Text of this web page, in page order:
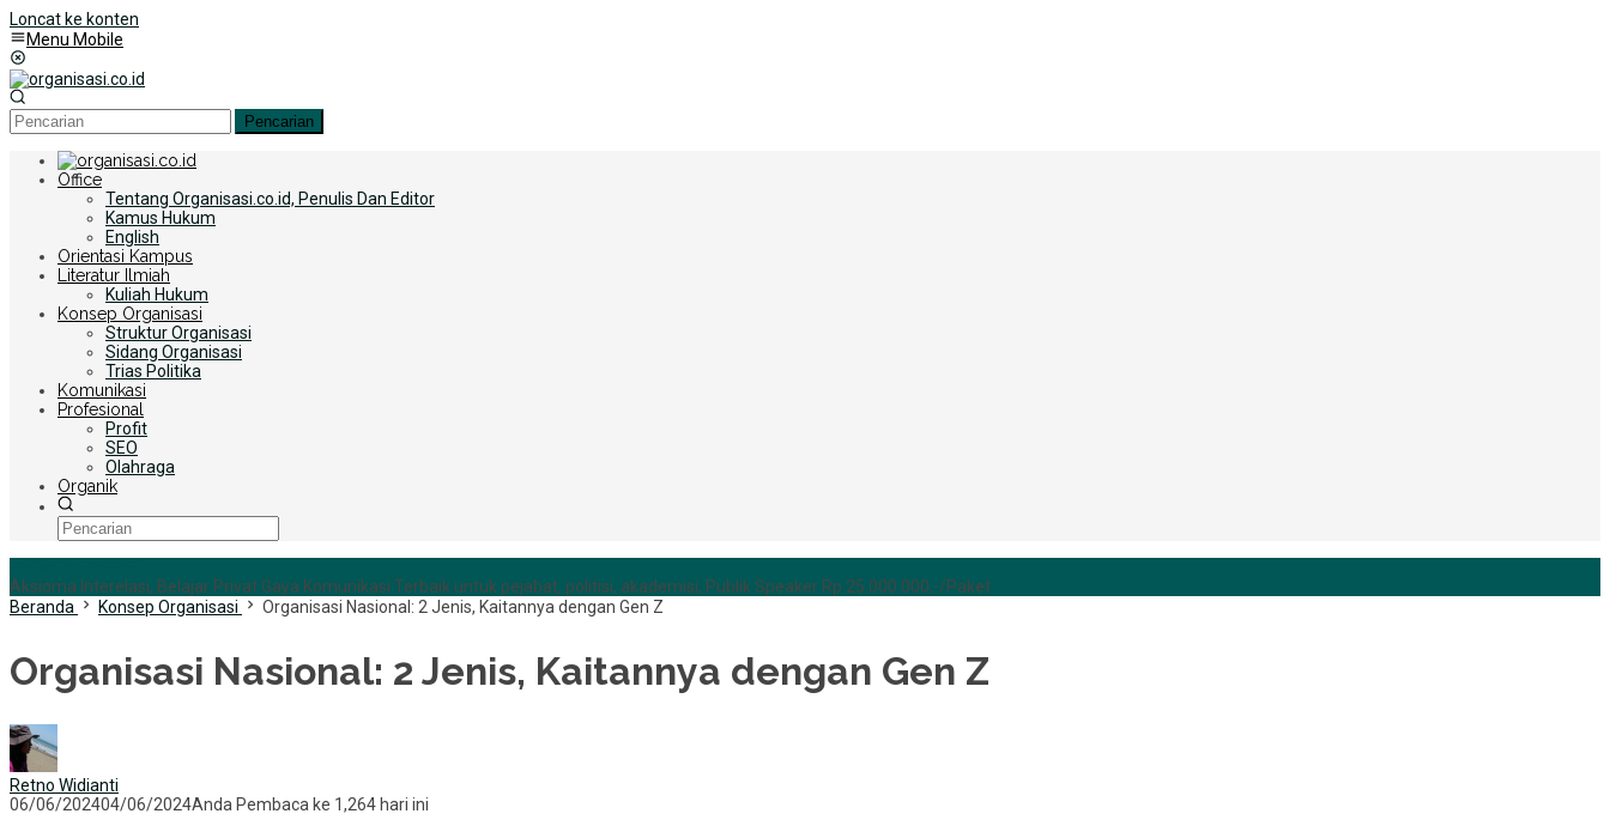
Loncat ke konten
Menu Mobile
Pencarian
Office
Tentang Organisasi.co.id, Penulis Dan Editor
Kamus Hukum
English
Orientasi Kampus
Literatur Ilmiah
Kuliah Hukum
Konsep Organisasi
Struktur Organisasi
Sidang Organisasi
Trias Politika
Komunikasi
Profesional
Profit
SEO
Olahraga
Organik
Aksioma Interelasi, Belajar Privat Gaya Komunikasi Terbaik untuk pejabat, politisi, akademisi, Publik Speaker Rp 25.000.000,-/Paket
Beranda
Konsep Organisasi Organisasi Nasional: 2 Jenis, Kaitannya dengan Gen Z
Organisasi Nasional: 2 Jenis, Kaitannya dengan Gen Z
Retno Widianti
06/06/202404/06/2024Anda Pembaca ke 1,264 hari ini